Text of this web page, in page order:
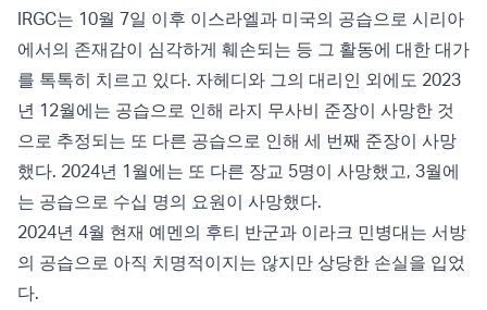
IRGC는 10월 7일 이후 이스라엘과 미국의 공습으로 시리아
에서의 존재감이 심각하게 훼손되는 등 그 활동에 대한 대가
를 톡톡히 치르고 있다. 자헤디와 그의 대리인 외에도 2023
년 12월에는 공습으로 인해 라지 무사비 준장이 사망한 것
으로 추정되는 또 다른 공습으로 인해 세 번째 준장이 사망
했다. 2024년 1월에는 또 다른 장교 5명이 사망했고, 3월에
는 공습으로 수십 명의 요원이 사망했다.
2024년 4월 현재 예멘의 후티 반군과 이라크 민병대는 서방
의 공습으로 아직 치명적이지는 않지만 상당한 손실을 입었
다.